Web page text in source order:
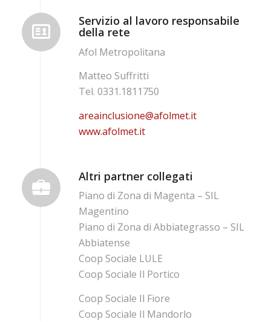
Servizio al lavoro responsabile
della rete
Afol Metropolitana
Matteo Suffritti
Tel. 0331.1811750
areainclusione@afolmet.it
www.afolmet.it
Altri partner collegati
Piano di Zona di Magenta – SIL
Magentino
Piano di Zona di Abbiategrasso – SIL
Abbiatense
Coop Sociale LULE
Coop Sociale Il Portico
Coop Sociale Il Fiore
Coop Sociale Il Mandorlo